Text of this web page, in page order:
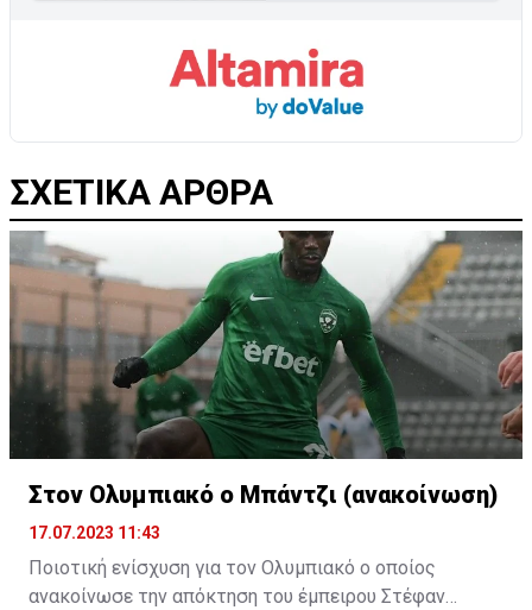
ΣΧΕΤΙΚΑ ΑΡΘΡΑ
Στον Ολυμπιακό ο Μπάντζι (ανακοίνωση)
17.07.2023 11:43
Ποιοτική ενίσχυση για τον Ολυμπιακό ο οποίος
ανακοίνωσε την απόκτηση του έμπειρου Στέφαν